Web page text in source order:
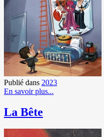
Publié dans 2023
En savoir plus...
La Bête